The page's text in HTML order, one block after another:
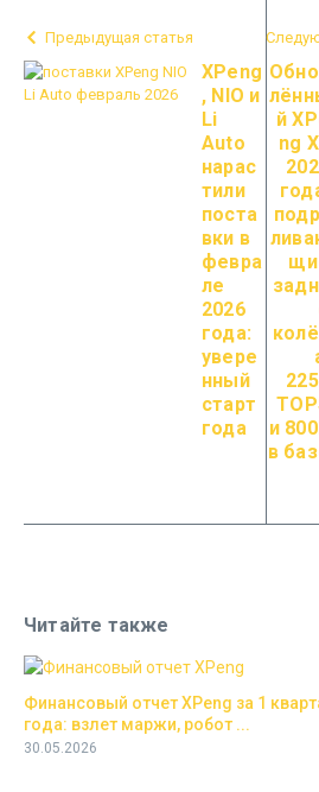
Предыдущая статья
XPeng
, NIO и
Li
Auto
нарас
тили
поста
вки в
февра
ле
2026
года:
увере
нный
старт
года
й
ng
и
в
Читайте также
Финансовый отчет XPeng за 1
года: взлет маржи, робот ...
30.05.2026